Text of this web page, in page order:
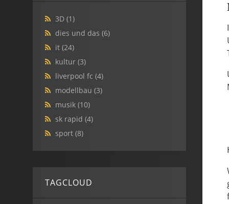
3D (1)
dies und das (6)
it (24)
kultur (3)
liverpool fc (4)
modellbau (3)
musik (10)
sk rapid (4)
sport (8)
TAGCLOUD